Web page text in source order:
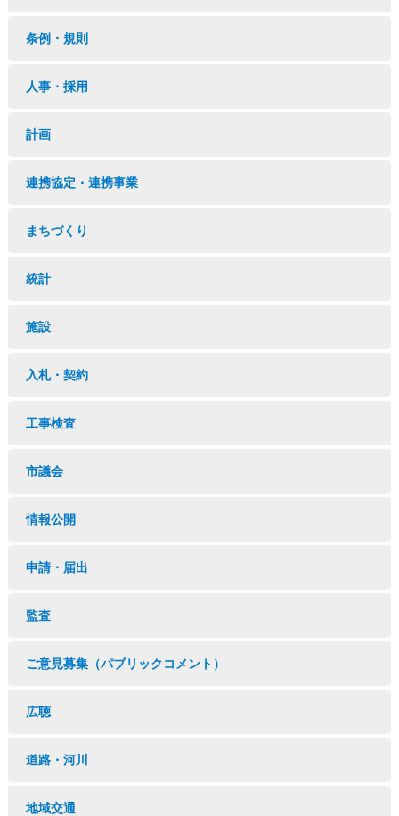
条例・規則
人事・採用
計画
連携協定・連携事業
まちづくり
統計
施設
入札・契約
工事検査
市議会
情報公開
申請・届出
監査
ご意見募集（パブリックコメント）
広聴
道路・河川
地域交通